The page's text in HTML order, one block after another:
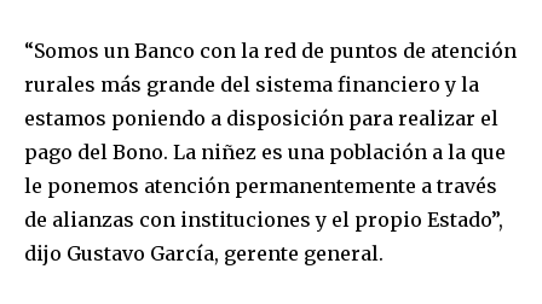
“Somos un Banco con la red de puntos de atención
rurales más grande del sistema financiero y la
estamos poniendo a disposición para realizar el
pago del Bono. La niñez es una población a la que
le ponemos atención permanentemente a través
de alianzas con instituciones y el propio Estado”,
dijo Gustavo García, gerente general.